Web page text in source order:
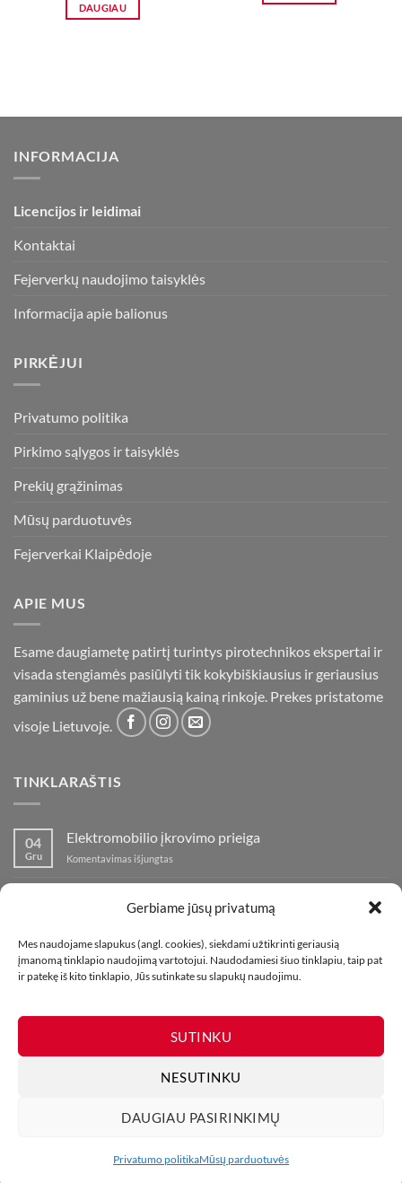
Gerbiame jūsų privatumą
Mes naudojame slapukus (angl. cookies), siekdami užtikrinti geriausią
įmanomą tinklapio naudojimą vartotojui. Naudodamiesi šiuo tinklapiu, taip pat
ir patekę iš kito tinklapio, Jūs sutinkate su slapukų naudojimu.
SUTINKU
NESUTINKU
DAUGIAU PASIRINKIMŲ
Privatumo politikaMūsų parduotuvės
DAUGIAU
INFORMACIJA
Licencijos ir leidimai
Kontaktai
Fejerverkų naudojimo taisyklės
Informacija apie balionus
PIRKĖJUI
Privatumo politika
Pirkimo sąlygos ir taisyklės
Prekių grąžinimas
Mūsų parduotuvės
Fejerverkai Klaipėdoje
APIE MUS
Esame daugiametę patirtį turintys pirotechnikos ekspertai ir
visada stengiamės pasiūlyti tik kokybiškiausius ir geriausius
gaminius už bene mažiausią kainą rinkoje. Prekes pristatome
visoje Lietuvoje.
TINKLARAŠTIS
04
Gru
Elektromobilio įkrovimo prieiga
Komentavimas išjungtas
prieiga
Komentavimas išjungtasįraše
fejerverkų
parduotuvė
Klaipedoje!
01
Lap
Kaip fotografuoti fejerverkus
Komentavimas išjungtasįraše
fejerverkus
MŪSŲ PARDUOTUVĖS KONTAKTAI TINKLARAŠTIS
UAB Bombikė